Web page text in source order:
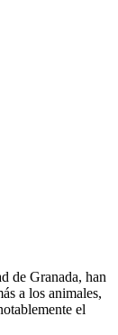
de Granada, han
a los animales,
el